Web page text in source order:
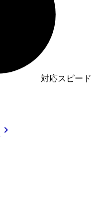
対応スピード
chevron_right